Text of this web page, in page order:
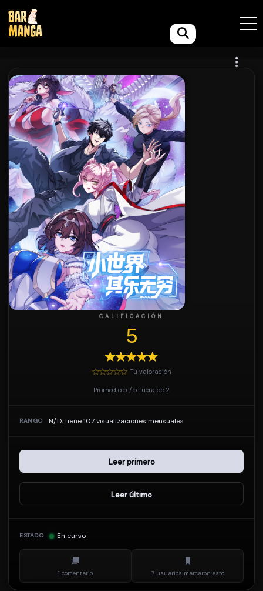
CALIFICACIÓN
5
Tu valoración
Promedio 5 / 5 fuera de 2
RANGO N/D, tiene 107 visualizaciones mensuales
Leer primero
Leer último
ESTADO En curso
1 comentario 7 usuarios marcaron esto